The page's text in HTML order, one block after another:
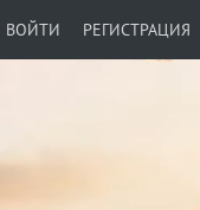
ВОЙТИ РЕГИСТРАЦИЯ